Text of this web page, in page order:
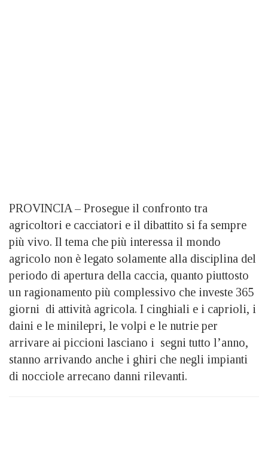
PROVINCIA – Prosegue il confronto tra
agricoltori e cacciatori e il dibattito si fa sempre
più vivo. Il tema che più interessa il mondo
agricolo non è legato solamente alla disciplina del
periodo di apertura della caccia, quanto piuttosto
un ragionamento più complessivo che investe 365
giorni di attività agricola. I cinghiali e i caprioli, i
daini e le minilepri, le volpi e le nutrie per
arrivare ai piccioni lasciano i segni tutto l’anno,
stanno arrivando anche i ghiri che negli impianti
di nocciole arrecano danni rilevanti.